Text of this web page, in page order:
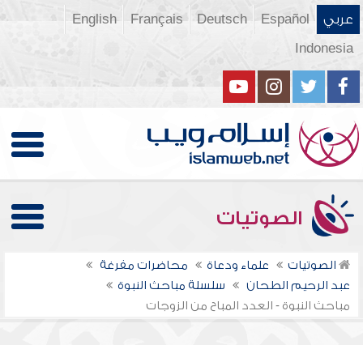
عربي Español
Deutsch
Français
English
Indonesia
الصوتيات
الصوتيات علماء ودعاة
محاضرات مفرغة
عبد الرحيم الطحان
سلسلة مباحث النبوة
مباحث النبوة - العدد المباح من الزوجات